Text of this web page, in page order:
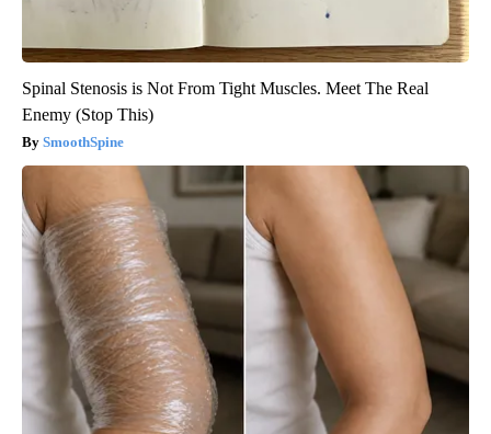
Spinal Stenosis is Not From Tight Muscles. Meet The Real
Enemy (Stop This)
SmoothSpine